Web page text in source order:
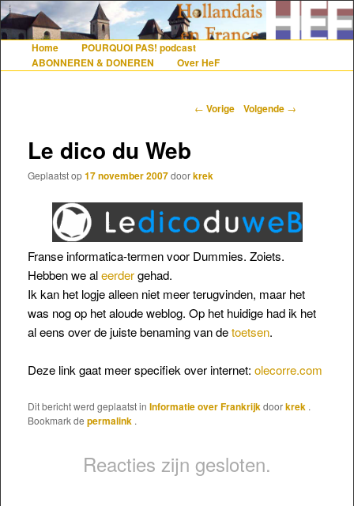
De gezelligste website voor Nederlanders die iets met Frankrijk hebben
HoofdmenuSpring naar de primaire inhoud
Spring naar de secundaire inhoud
Home
POURQUOI PAS! podcast
ABONNEREN & DONEREN
Over HeF
Berichtnavigatie
← Vorige Volgende →
Le dico du Web
Geplaatst op17 november 2007doorkrek
Franse informatica-termen voor Dummies. Zoiets.
Hebben we aleerdergehad.
Ik kan het logje alleen niet meer terugvinden, maar het
was nog op het aloude weblog. Op het huidige had ik het
al eens over de juiste benaming van detoetsen.
Deze link gaat meer specifiek over internet: olecorre.com
Dit bericht werd geplaatst in Informatie over Frankrijkdoorkrek .
Bookmark de permalink .
Reacties zijn gesloten.